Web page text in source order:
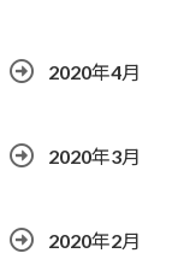
2020年4月
2020年3月
2020年2月